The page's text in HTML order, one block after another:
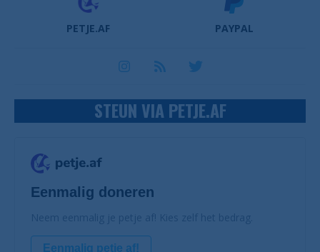
PETJE.AF PAYPAL
STEUN VIA PETJE.AF
Eenmalig doneren
Neem eenmalig je petje af! Kies zelf het bedrag.
Eenmalig petje af!